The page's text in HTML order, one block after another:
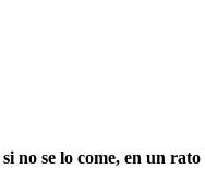
si no se lo come, en un